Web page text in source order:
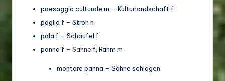
paesaggio culturale m – Kulturlandschaft f
paglia f – Stroh n
pala f – Schaufel f
panna f – Sahne f, Rahm m
montare panna – Sahne schlagen